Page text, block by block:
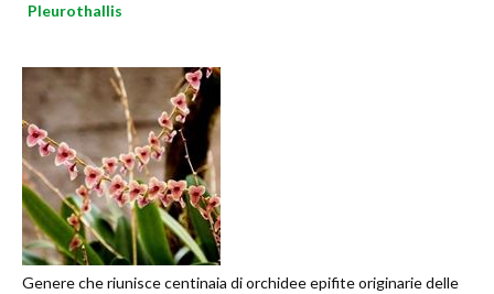
Pleurothallis
Genere che riunisce centinaia di orchidee epifite originarie delle